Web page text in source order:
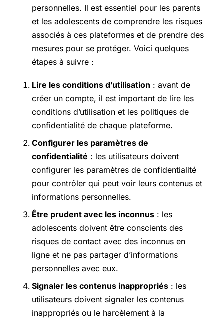
personnelles. Il est essentiel pour les parents
et les adolescents de comprendre les risques
associés à ces plateformes et de prendre des
mesures pour se protéger. Voici quelques
étapes à suivre :
Lire les conditions d’utilisation : avant de
créer un compte, il est important de lire les
conditions d’utilisation et les politiques de
confidentialité de chaque plateforme.
Configurer les paramètres de
confidentialité : les utilisateurs doivent
configurer les paramètres de confidentialité
pour contrôler qui peut voir leurs contenus et
informations personnelles.
Être prudent avec les inconnus : les
adolescents doivent être conscients des
risques de contact avec des inconnus en
ligne et ne pas partager d’informations
personnelles avec eux.
Signaler les contenus inappropriés : les
utilisateurs doivent signaler les contenus
inappropriés ou le harcèlement à la